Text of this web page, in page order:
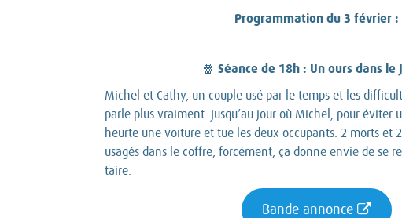
Programmation du 3 février :
🍿 Séance de 18h : Un ours dans le
Michel et Cathy, un couple usé par le temps et les
parle plus vraiment. Jusqu’au jour où Michel, pour éviter
heurte une voiture et tue les deux occupants. 2 morts et
usagés dans le coffre, forcément, ça donne envie de se
taire.
Bande annonce